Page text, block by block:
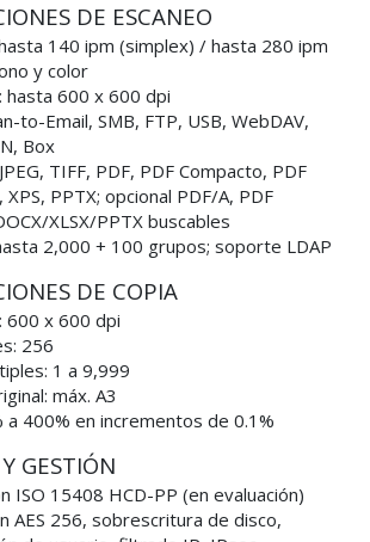
DE ESCANEO
140 ipm (simplex) / hasta 280 ipm
y color
hasta 600 x 600 dpi
to-Email, SMB, FTP, USB, WebDAV,
Box
TIFF, PDF, PDF Compacto, PDF
PPTX; opcional PDF/A, PDF
XLSX/PPTX buscables
2,000 + 100 grupos; soporte LDAP
DE COPIA
600 x 600 dpi
256
1 a 9,999
máx. A3
a 400% en incrementos de 0.1%
GESTIÓN
ISO 15408 HCD-PP (en evaluación)
AES 256, sobrescritura de disco,